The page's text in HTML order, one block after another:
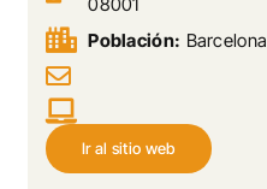
Población: Barcelona
Ir al sitio web